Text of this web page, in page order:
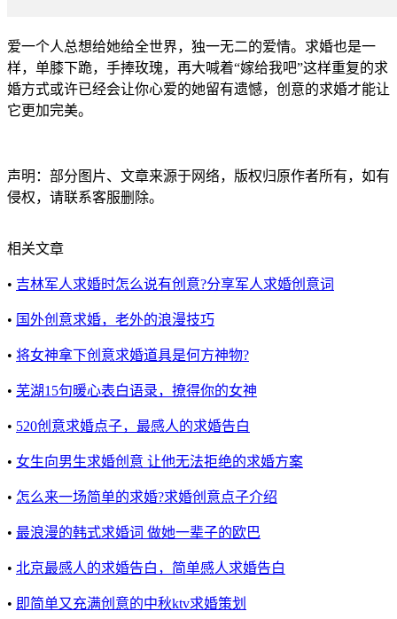
爱一个人总想给她给全世界，独一无二的爱情。求婚也是一
样，单膝下跪，手捧玫瑰，再大喊着“嫁给我吧”这样重复的求
婚方式或许已经会让你心爱的她留有遗憾，创意的求婚才能让
它更加完美。
声明：部分图片、文章来源于网络，版权归原作者所有，如有
侵权，请联系客服删除。
相关文章
• 吉林军人求婚时怎么说有创意?分享军人求婚创意词
• 国外创意求婚，老外的浪漫技巧
• 将女神拿下创意求婚道具是何方神物?
• 芜湖15句暖心表白语录，撩得你的女神
• 520创意求婚点子，最感人的求婚告白
• 女生向男生求婚创意 让他无法拒绝的求婚方案
• 怎么来一场简单的求婚?求婚创意点子介绍
• 最浪漫的韩式求婚词 做她一辈子的欧巴
• 北京最感人的求婚告白，简单感人求婚告白
• 即简单又充满创意的中秋ktv求婚策划